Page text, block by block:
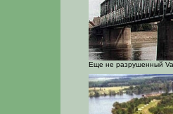
Еще не разрушенный